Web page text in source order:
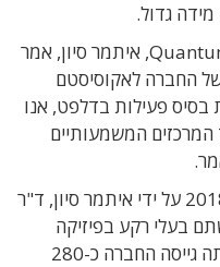
גדול.
מייסד-שותף ומנכ"ל Quantum Machines, איתמר סיון, אמר
החברה לאקוסיסטם
בסיס פעילות בדלפט, אנו
המשמעותיים
Quantum Machines נוסדה ב-2018 על ידי איתמר סיון, ד"ר
בעלי רקע בפיזיקה
ובאלקטרוניקה קוונטית. מאז הקמתה גייסה החברה כ-280